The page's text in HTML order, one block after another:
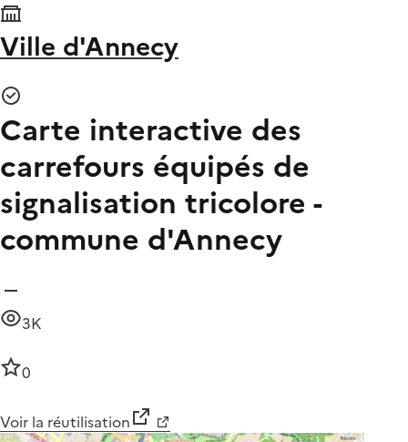
Ville d'Annecy
Carte interactive des
carrefours équipés de
signalisation tricolore -
commune d'Annecy
3K
0
Voir la réutilisation